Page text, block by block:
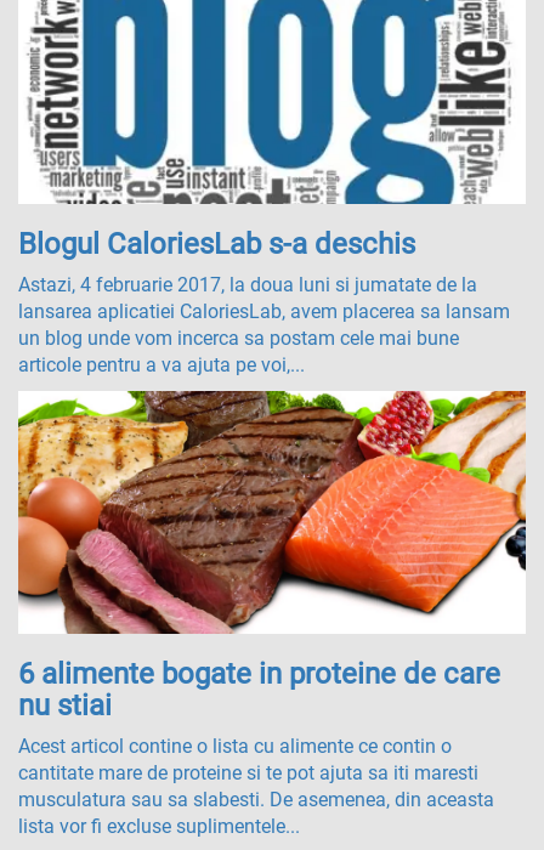
Blogul CaloriesLab s-a deschis
Astazi, 4 februarie 2017, la doua luni si jumatate de la
lansarea aplicatiei CaloriesLab, avem placerea sa lansam
un blog unde vom incerca sa postam cele mai bune
articole pentru a va ajuta pe voi,...
6 alimente bogate in proteine de care
nu stiai
Acest articol contine o lista cu alimente ce contin o
cantitate mare de proteine si te pot ajuta sa iti maresti
musculatura sau sa slabesti. De asemenea, din aceasta
lista vor fi excluse suplimentele...